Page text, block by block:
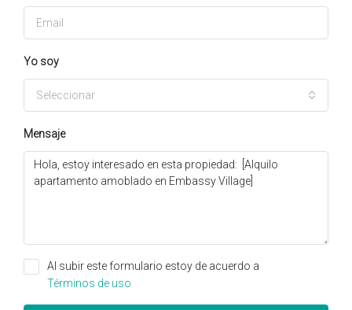
Yo soy
Seleccionar
Mensaje
Al subir este formulario estoy de acuerdo a
Términos de uso